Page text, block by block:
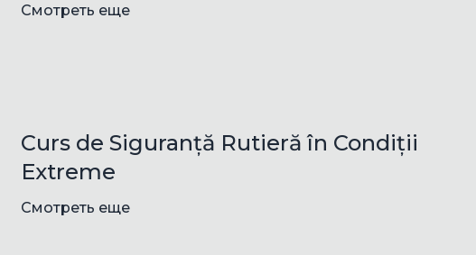
Смотреть еще
Curs de Siguranță Rutieră în Condiții
Extreme
Смотреть еще